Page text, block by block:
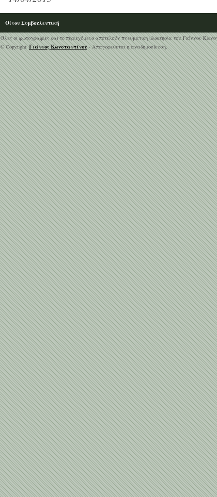
Οίνου Συμβουλευτική
Όλες οι φωτογραφίες και το περιεχόμενο αποτελούν πνευματική ιδιοκτησία του Γιάννου
© Copyright:Γιάννος Κωνσταντίνου- Απαγορεύεται η αναδημοσίευση.